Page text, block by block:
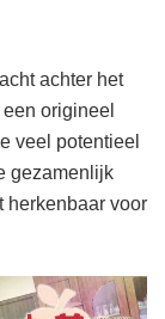
achter het
origineel
veel potentieel
gezamenlijk
herkenbaar voor